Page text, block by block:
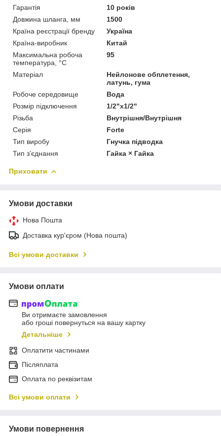
Гарантія
10 років
Довжина шланга, мм
1500
Країна реєстрації бренду
Україна
Країна-виробник
Китай
Максимальна робоча
температура, °C
95
Матеріал
Нейлонове обплетення,
латунь, гума
Робоче середовище
Вода
Розмір підключення
1/2"x1/2"
Різьба
Внутрішня/Внутрішня
Серія
Forte
Тип виробу
Гнучка підводка
Тип з'єднання
Гайка × Гайка
Приховати
Умови доставки
Нова Пошта
Доставка кур'єром (Нова пошта)
Всі умови доставки
Умови оплати
Ви отримаєте замовлення
або гроші повернуться на вашу картку
Детальніше
Оплатити частинами
Післяплата
Оплата по реквізитам
Всі умови оплати
Умови повернення